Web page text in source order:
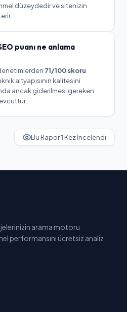
düzeydedir ve sitenizin
puanı ne anlama
71/100 skoru
altyapısının kalitesini
ancak giderilmesi gereken
Bu Rapor1 Kez İncelendi
arama motoru
performansını ücretsiz analiz